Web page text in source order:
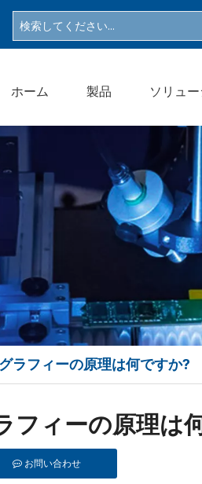
ホーム 製品 ソリュ
ラフィーの原理は何ですか?
フィーの原理は
お問い合わせ